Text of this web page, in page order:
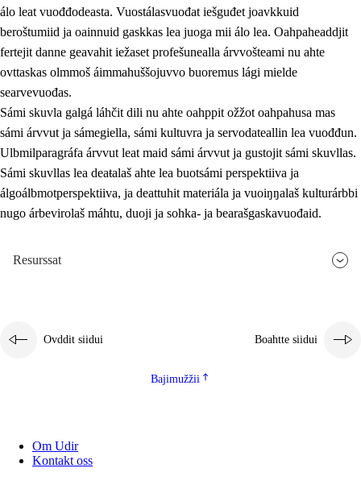
1.6 Demokratiija ja mielváikkuheapmi
álo leat vuođđodeasta. Vuostálasvuođat iešguđet joavkkuid
beroštumiid ja oainnuid gaskkas lea juoga mii álo lea. Oahpaheaddjit
fertejit danne geavahit iežaset profešunealla árvvošteami nu ahte
ovttaskas olmmoš áimmahuššojuvvo buoremus lági mielde
searvevuođas.
Sámi skuvla galgá láhčit dili nu ahte oahppit ožžot oahpahusa mas
sámi árvvut ja sámegiella, sámi kultuvra ja servodateallin lea vuođđun.
Ulbmilparagráfa árvvut leat maid sámi árvvut ja gustojit sámi skuvllas.
Sámi skuvllas lea deaŧalaš ahte lea buotsámi perspektiiva ja
álgoálbmotperspektiiva, ja deattuhit materiála ja vuoiŋŋalaš kulturárbbi
nugo árbevirolaš máhtu, duoji ja sohka- ja bearašgaskavuođaid.
Resurssat
Ovddit siidui Boahtte siidui
Bajimužžii
Om Udir
Kontakt oss